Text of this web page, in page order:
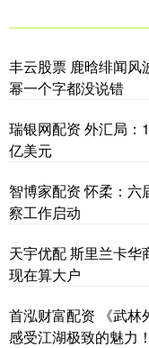
丰云股票 鹿晗绯闻风
幂一个字都没说错
瑞银网配资 外汇局：
亿美元
智博家配资 怀柔：六
察工作启动
天宇优配 斯里兰卡
现在算大户
首泓财富配资 《武林
感受江湖极致的魅力